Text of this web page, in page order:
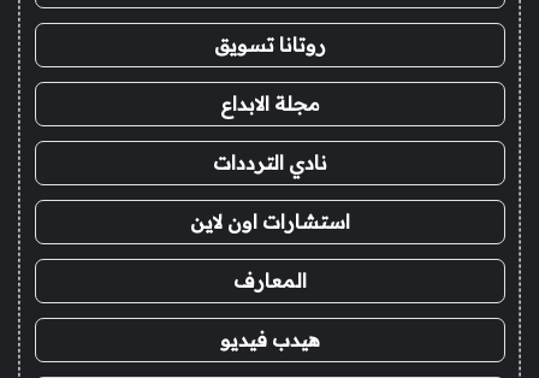
روتانا تسويق
مجلة الابداع
نادي الترددات
استشارات اون لاين
المعارف
هيدب فيديو